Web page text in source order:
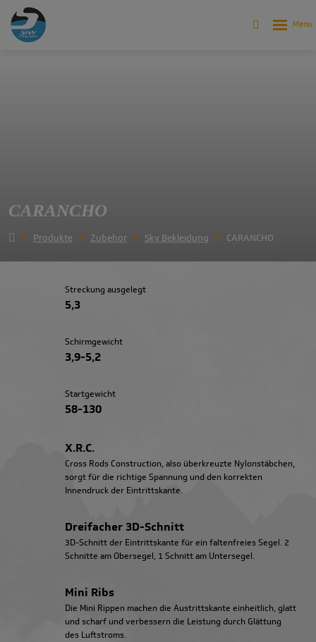
CARANCHO
Produkte Zubehor Sky Bekleidung CARANCHO
Streckung ausgelegt
5,3
Schirmgewicht
3,9-5,2
Startgewicht
58-130
X.R.C.
Cross Rods Construction, also überkreuzte Nylonstäbchen,
sorgt für die richtige Spannung und den korrekten
Innendruck der Eintrittskante.
Dreifacher 3D-Schnitt
3D-Schnitt der Eintrittskante für ein faltenfreies Segel. 2
Schnitte am Obersegel, 1 Schnitt am Untersegel.
Mini Ribs
Die Mini Rippen machen die Austrittskante einheitlich, glatt
und scharf und verbessern die Leistung durch Glättung
des Luftstroms.